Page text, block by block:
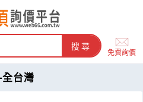
搜尋
免費詢價
台灣